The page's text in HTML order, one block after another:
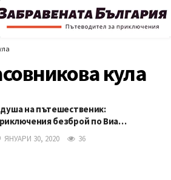
кула
на пътешественик:
безброй по Виа…
ЯНУАРИ 30, 2020 36